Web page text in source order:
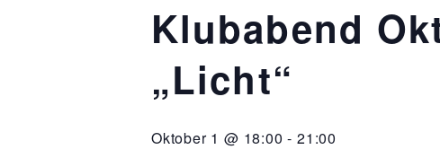
Klubabend
„Licht“
Oktober 1 @ 18:00 -21:00